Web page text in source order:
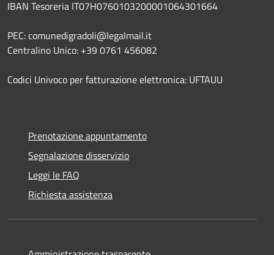
IBAN Tesoreria IT07H0760103200001064301664
PEC: comunedigradoli@legalmail.it
Centralino Unico: +39 0761 456082
Codici Univoco per fatturazione elettronica: UFTAUU
Prenotazione appuntamento
Segnalazione disservizio
Leggi le FAQ
Richiesta assistenza